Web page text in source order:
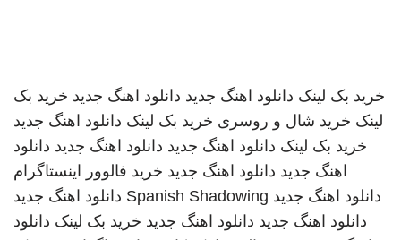
خرید بک لینک دانلود اهنگ جدید دانلود اهنگ جدید خرید بک
لینک خرید شال و روسری خرید بک لینک دانلود اهنگ جدید
خرید بک لینک دانلود اهنگ جدید دانلود اهنگ جدید دانلود
اهنگ جدید دانلود اهنگ جدید خرید فالوور اینستاگرام
دانلود اهنگ جدید Spanish Shadowing دانلود اهنگ جدید
دانلود اهنگ جدید دانلود اهنگ جدید خرید بک لینک دانلود